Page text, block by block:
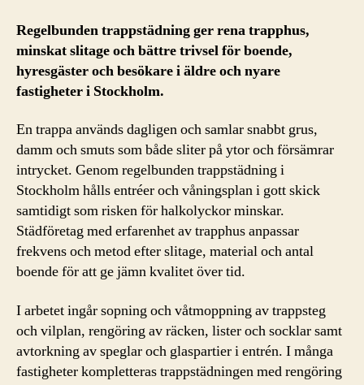
Regelbunden trappstädning ger rena trapphus,
minskat slitage och bättre trivsel för boende,
hyresgäster och besökare i äldre och nyare
fastigheter i Stockholm.
En trappa används dagligen och samlar snabbt grus,
damm och smuts som både sliter på ytor och försämrar
intrycket. Genom regelbunden trappstädning i
Stockholm hålls entréer och våningsplan i gott skick
samtidigt som risken för halkolyckor minskar.
Städföretag med erfarenhet av trapphus anpassar
frekvens och metod efter slitage, material och antal
boende för att ge jämn kvalitet över tid.
I arbetet ingår sopning och våtmoppning av trappsteg
och vilplan, rengöring av räcken, lister och socklar samt
avtorkning av speglar och glaspartier i entrén. I många
fastigheter kompletteras trappstädningen med rengöring